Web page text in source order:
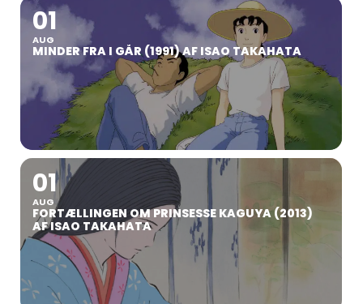
01
AUG
MINDER FRA I GÅR (1991) AF ISAO TAKAHATA
01
AUG
FORTÆLLINGEN OM PRINSESSE KAGUYA (2013)
AF ISAO TAKAHATA